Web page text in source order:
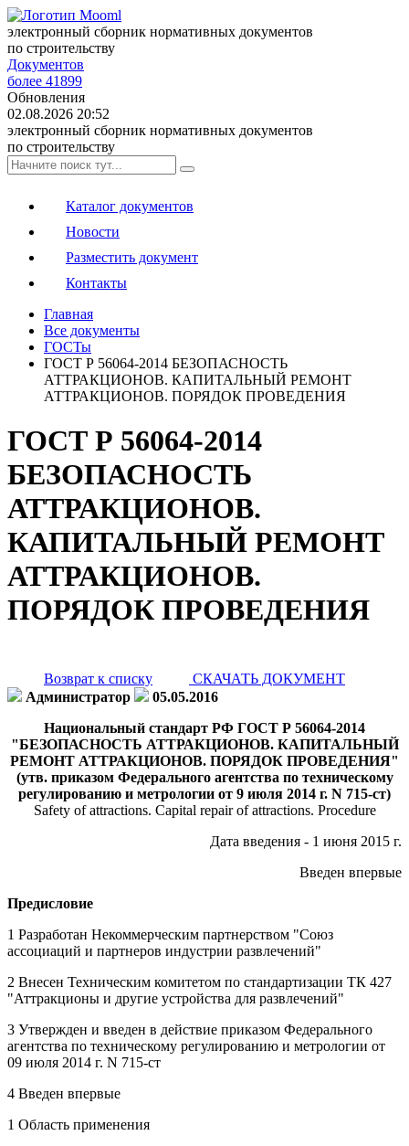
электронный сборник нормативных документов
по строительству
Документов
более 41899
Обновления
02.08.2026 20:52
электронный сборник нормативных документов
по строительству
Каталог документов
Новости
Разместить документ
Контакты
Главная
Все документы
ГОСТы
ГОСТ Р 56064-2014 БЕЗОПАСНОСТЬ
АТТРАКЦИОНОВ. КАПИТАЛЬНЫЙ РЕМОНТ
АТТРАКЦИОНОВ. ПОРЯДОК ПРОВЕДЕНИЯ
ГОСТ Р 56064-2014
БЕЗОПАСНОСТЬ
АТТРАКЦИОНОВ.
КАПИТАЛЬНЫЙ РЕМОНТ
АТТРАКЦИОНОВ.
ПОРЯДОК ПРОВЕДЕНИЯ
Возврат к списку
СКАЧАТЬ ДОКУМЕНТ
Администратор
05.05.2016
Национальный стандарт РФ ГОСТ Р 56064-2014
"БЕЗОПАСНОСТЬ АТТРАКЦИОНОВ. КАПИТАЛЬНЫЙ
РЕМОНТ АТТРАКЦИОНОВ. ПОРЯДОК ПРОВЕДЕНИЯ"
(утв. приказом Федерального агентства по техническому
регулированию и метрологии от 9 июля 2014 г. N 715-ст)
Safety of attractions. Capital repair of attractions. Procedure
Дата введения - 1 июня 2015 г.
Введен впервые
Предисловие
1 Разработан Некоммерческим партнерством "Союз
ассоциаций и партнеров индустрии развлечений"
2 Внесен Техническим комитетом по стандартизации ТК 427
"Аттракционы и другие устройства для развлечений"
3 Утвержден и введен в действие приказом Федерального
агентства по техническому регулированию и метрологии от
09 июля 2014 г. N 715-ст
4 Введен впервые
1 Область применения